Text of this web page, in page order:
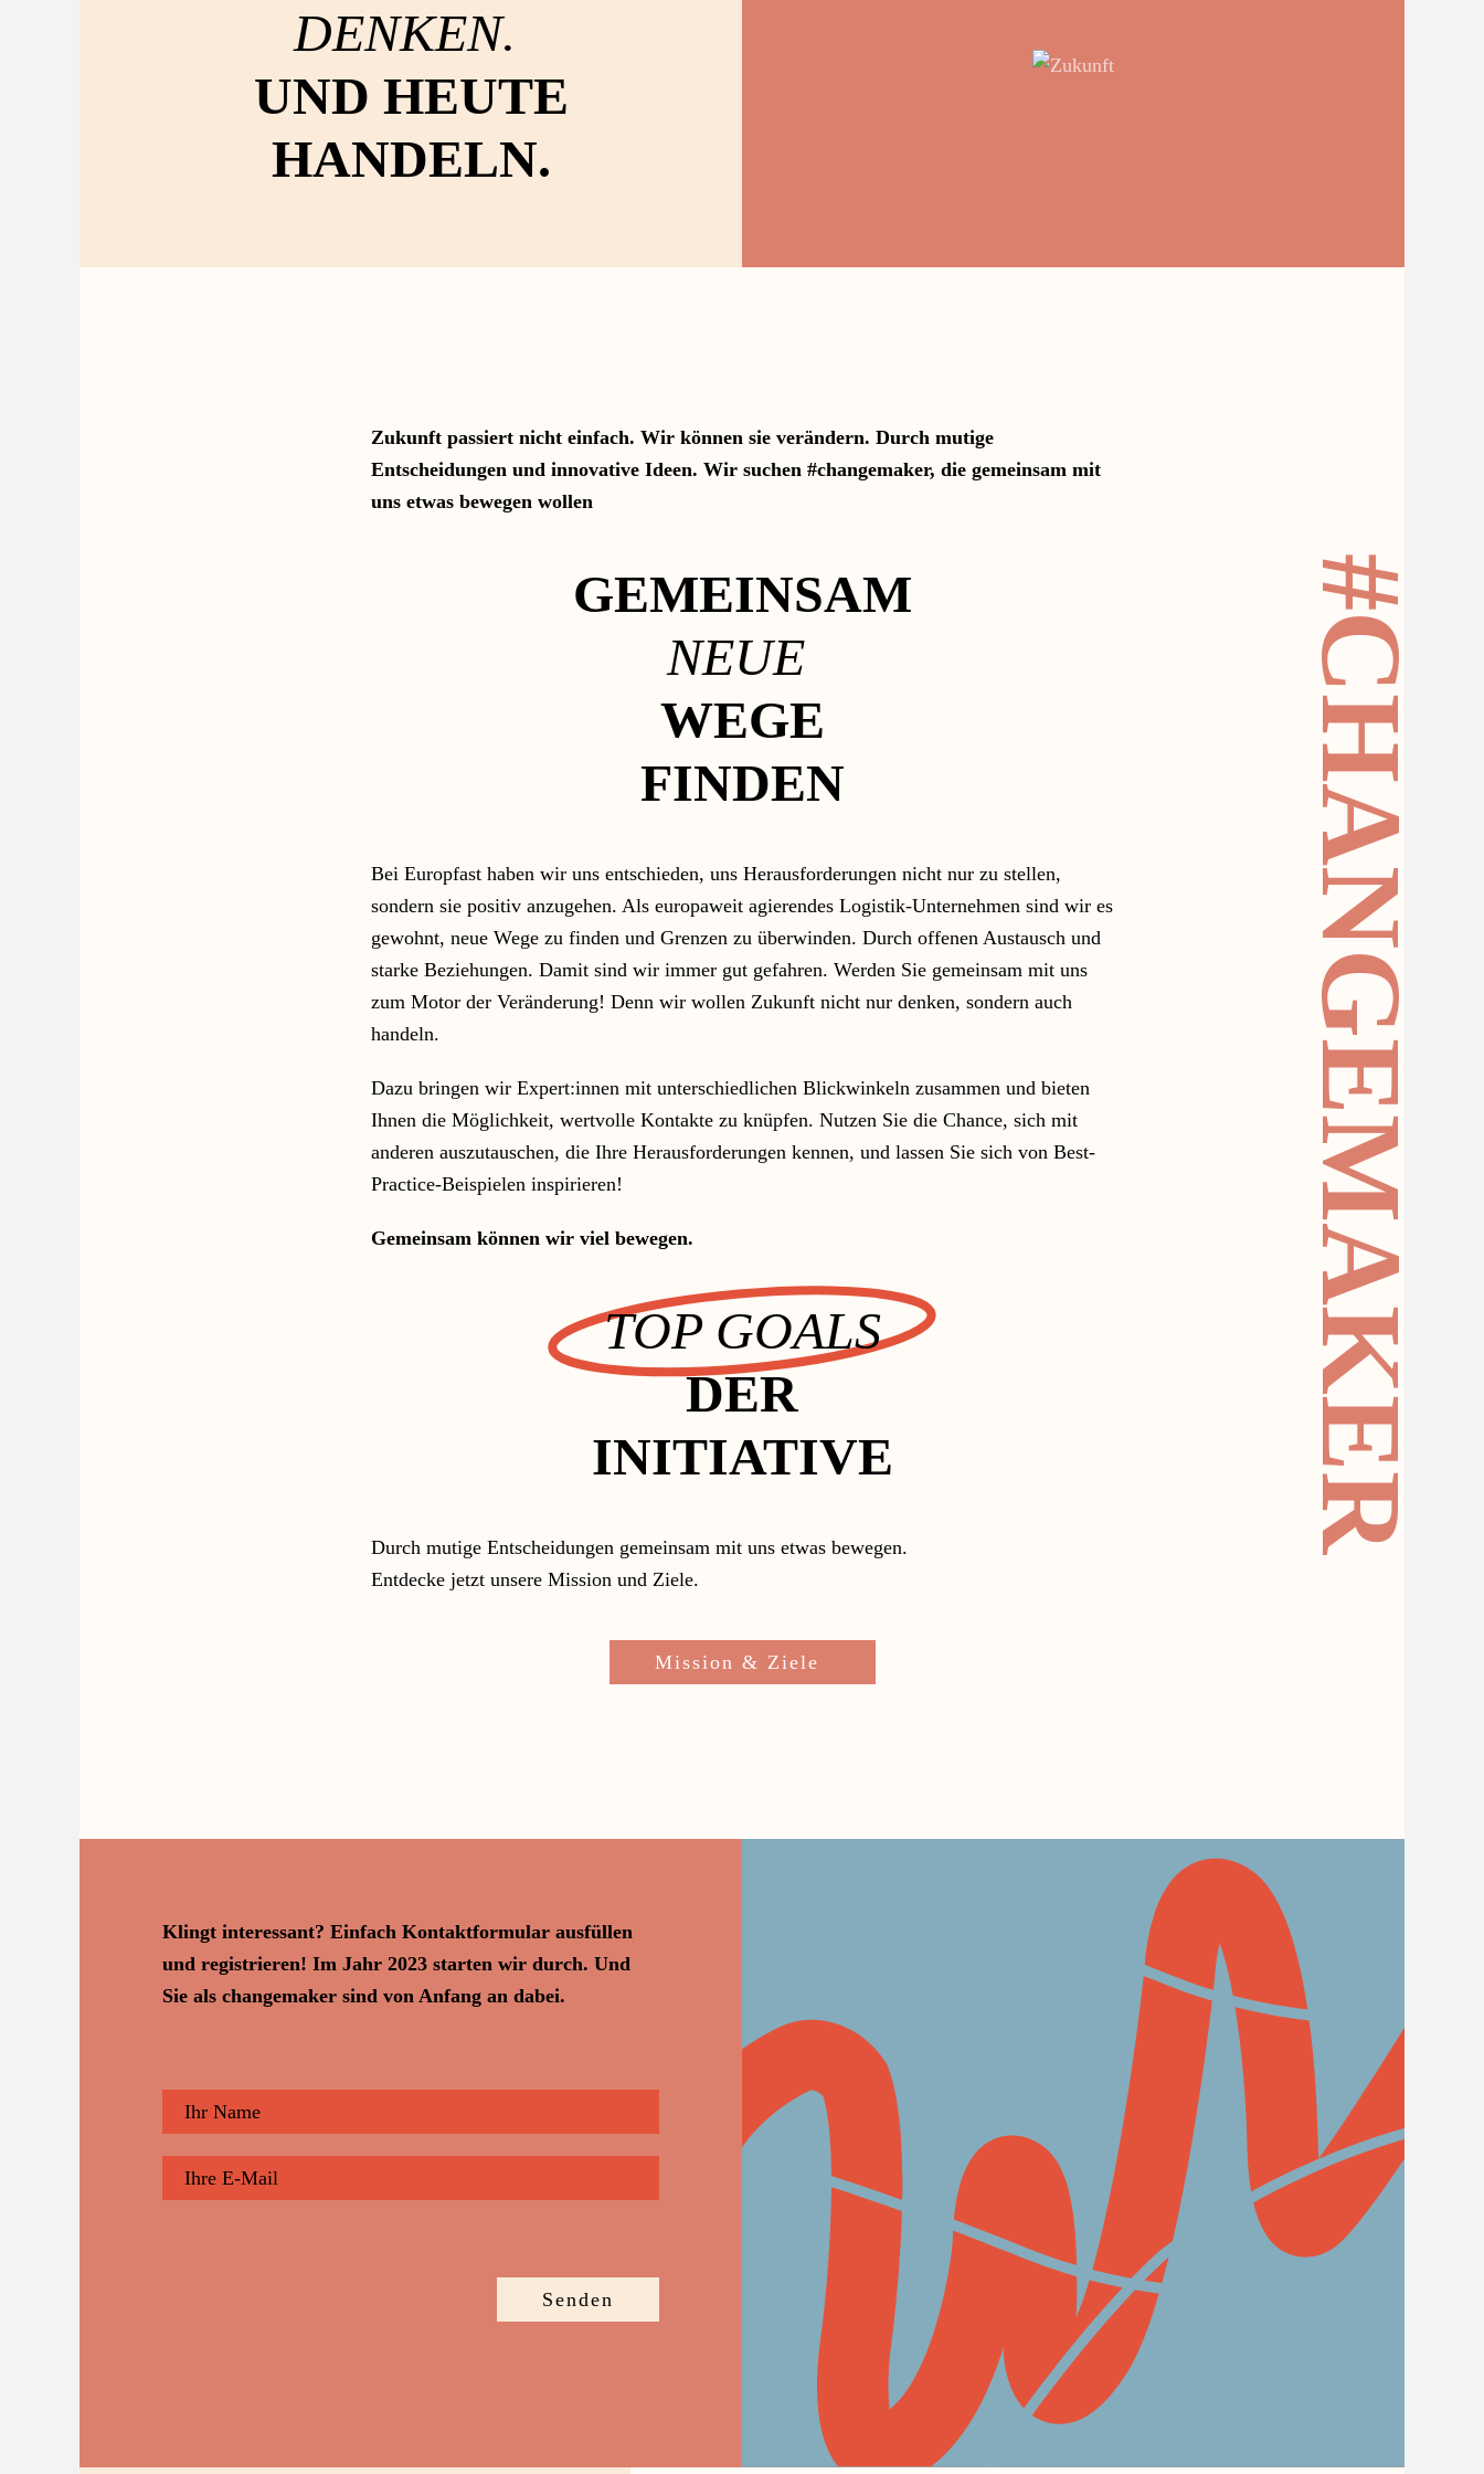
DENKEN.
UND HEUTE
HANDELN.
Zukunft passiert nicht einfach. Wir können sie verändern. Durch mutige
Entscheidungen und innovative Ideen. Wir suchen #changemaker, die gemeinsam mit
uns etwas bewegen wollen
GEMEINSAM
NEUE
WEGE
FINDEN
Bei Europfast haben wir uns entschieden, uns Herausforderungen nicht nur zu stellen,
sondern sie positiv anzugehen. Als europaweit agierendes Logistik-Unternehmen sind wir es
gewohnt, neue Wege zu finden und Grenzen zu überwinden. Durch offenen Austausch und
starke Beziehungen. Damit sind wir immer gut gefahren. Werden Sie gemeinsam mit uns
zum Motor der Veränderung! Denn wir wollen Zukunft nicht nur denken, sondern auch
handeln.
Dazu bringen wir Expert:innen mit unterschiedlichen Blickwinkeln zusammen und bieten
Ihnen die Möglichkeit, wertvolle Kontakte zu knüpfen. Nutzen Sie die Chance, sich mit
anderen auszutauschen, die Ihre Herausforderungen kennen, und lassen Sie sich von Best-
Practice-Beispielen inspirieren!
Gemeinsam können wir viel bewegen.
TOP GOALS
DER
INITIATIVE
Durch mutige Entscheidungen gemeinsam mit uns etwas bewegen.
Entdecke jetzt unsere Mission und Ziele.
Mission & Ziele
#CHANGEMAKER
Klingt interessant? Einfach Kontaktformular ausfüllen
und registrieren! Im Jahr 2023 starten wir durch. Und
Sie als changemaker sind von Anfang an dabei.
Senden